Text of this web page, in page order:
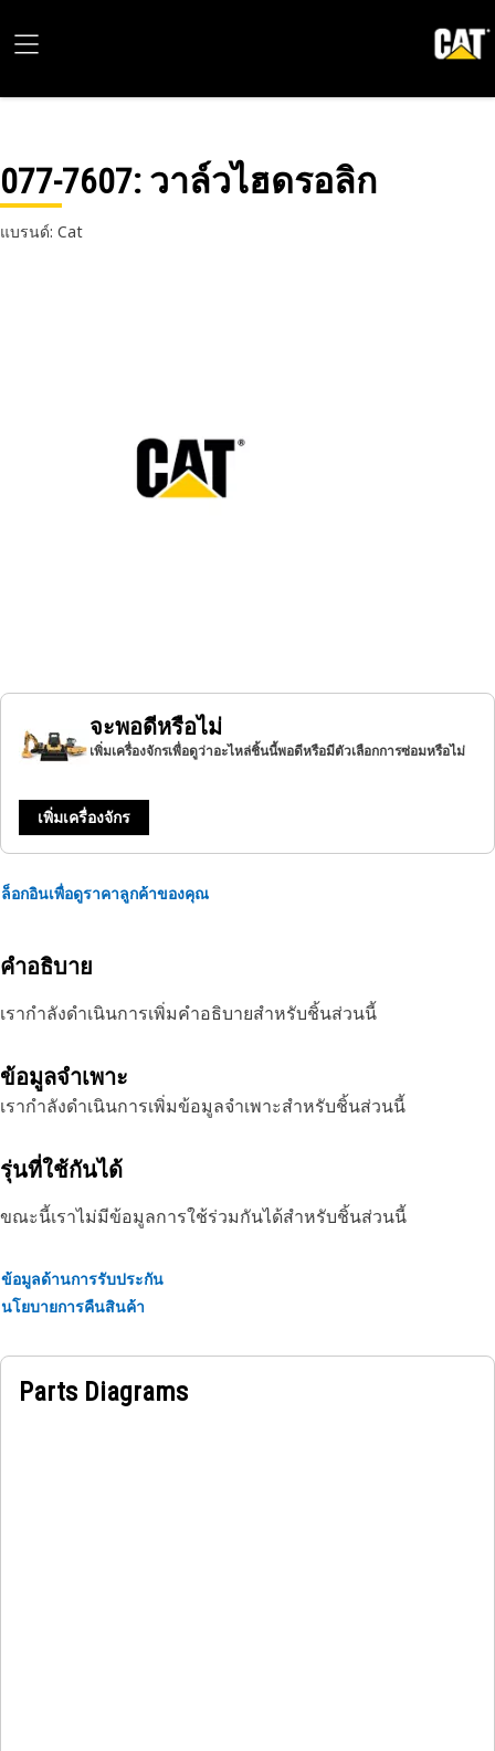
077-7607: วาล์วไฮดรอลิก
แบรนด์: Cat
จะพอดีหรือไม่
เพิ่มเครื่องจักรเพื่อดูว่าอะไหล่ชิ้นนี้พอดีหรือมีตัวเลือกการซ่อมหรือไม่
เพิ่มเครื่องจักร
ล็อกอินเพื่อดูราคาลูกค้าของคุณ
คำอธิบาย
เรากำลังดำเนินการเพิ่มคำอธิบายสำหรับชิ้นส่วนนี้
ข้อมูลจำเพาะ
เรากำลังดำเนินการเพิ่มข้อมูลจำเพาะสำหรับชิ้นส่วนนี้
รุ่นที่ใช้กันได้
ขณะนี้เราไม่มีข้อมูลการใช้ร่วมกันได้สำหรับชิ้นส่วนนี้
ข้อมูลด้านการรับประกัน
นโยบายการคืนสินค้า
Parts Diagrams